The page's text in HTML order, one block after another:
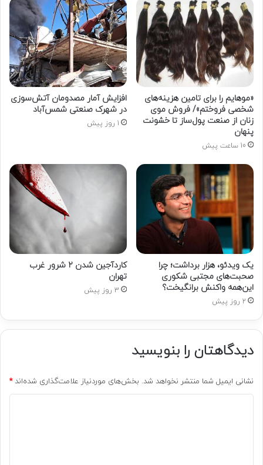
«موهایم را برای تامین هزینه‌های
شخصی فروختم»/ فروش موی
زنان از صنعت پول‌ساز تا خشونت
پنهان
10 ساعت پیش
افزایش آمار مصدومان آتش‌سوزی
در شهرک صنعتی شمس‌آباد
1 روز پیش
یک ویدئو، هزار برداشت؛ چرا
صحبت‌های مجتبی شکوری
این‌همه واکنش برانگیخت؟
2 روز پیش
کاردآجین شدن ۲ شرور غرب
تهران
3 روز پیش
دیدگاهتان را بنویسید
نشانی ایمیل شما منتشر نخواهد شد. بخش‌های موردنیاز علامت‌گذاری شده‌اند*